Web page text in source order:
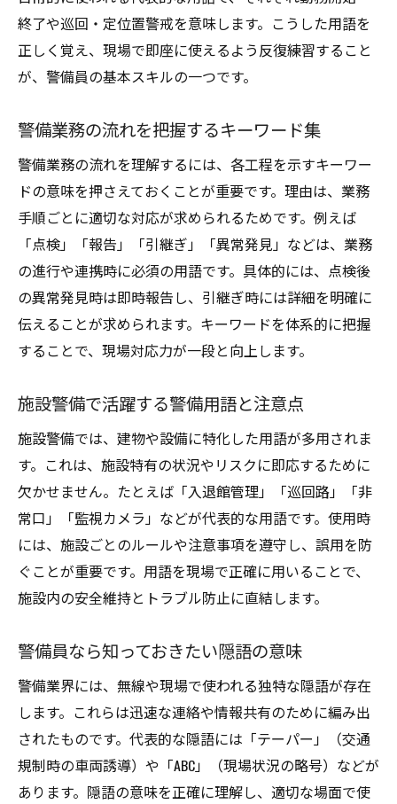
警備用語集を使った自己学習のコツを紹介
警備現場で求められる専門知識の重要性
警備員の隠語や言葉遣いを徹底解説
現場独特の警備用語が生まれる背景とは
警備業務で誤解を避ける言葉遣いの工夫
警備員間の信頼を深める言葉選びのポイン
ト
警備用語と現場マナーの関係性を理解する
警備知識として身につけたい現場用語集
無線連絡に強くなる警備用語のコツ
警備無線で役立つ基本ワードと使い方
誤解を防ぐ警備無線文言のポイント解説
警備現場の連携力を高める無線知識の重要
性
無線警備で押さえるべき実践的な警備用語
警備無線スキル向上に不可欠な用語リスト
施設警備に必要な言葉とその意味とは
施設警備で必須の警備用語と役割の理解
警備業務別に使い分ける用語のポイント
施設警備で重視される警備員の言葉遣い
施設警備員が知るべき専門用語の実例集
警備用語で差がつく現場対応の秘訣
上番下番の報告方法と実践ポイント
警備現場での上番・下番報告の基本フロー
終了や巡回・定位置警戒を意味します。こうした用語を
正しく覚え、現場で即座に使えるよう反復練習すること
が、警備員の基本スキルの一つです。
警備業務の流れを把握するキーワード集
警備業務の流れを理解するには、各工程を示すキーワー
ドの意味を押さえておくことが重要です。理由は、業務
手順ごとに適切な対応が求められるためです。例えば
「点検」「報告」「引継ぎ」「異常発見」などは、業務
の進行や連携時に必須の用語です。具体的には、点検後
の異常発見時は即時報告し、引継ぎ時には詳細を明確に
伝えることが求められます。キーワードを体系的に把握
することで、現場対応力が一段と向上します。
施設警備で活躍する警備用語と注意点
施設警備では、建物や設備に特化した用語が多用されま
す。これは、施設特有の状況やリスクに即応するために
欠かせません。たとえば「入退館管理」「巡回路」「非
常口」「監視カメラ」などが代表的な用語です。使用時
には、施設ごとのルールや注意事項を遵守し、誤用を防
ぐことが重要です。用語を現場で正確に用いることで、
施設内の安全維持とトラブル防止に直結します。
警備員なら知っておきたい隠語の意味
警備業界には、無線や現場で使われる独特な隠語が存在
します。これらは迅速な連絡や情報共有のために編み出
されたものです。代表的な隠語には「テーパー」（交通
規制時の車両誘導）や「ABC」（現場状況の略号）などが
あります。隠語の意味を正確に理解し、適切な場面で使